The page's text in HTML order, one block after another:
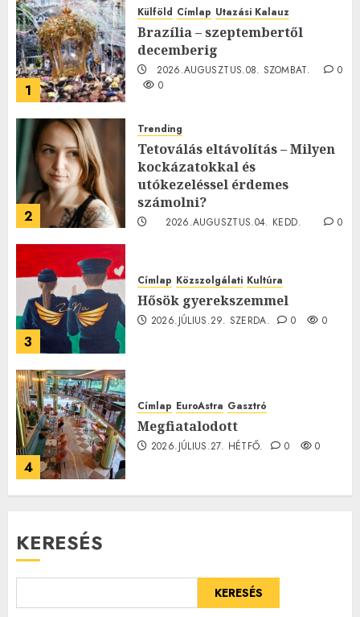
1
Külföld Címlap Utazási Kalauz
Brazília – szeptembertől
decemberig
2026.AUGUSZTUS.08. SZOMBAT.
0
0
2
Trending
Tetoválás eltávolítás – Milyen
kockázatokkal és
utókezeléssel érdemes
számolni?
2026.AUGUSZTUS.04. KEDD.
0
3
Címlap Közszolgálati Kultúra
Hősök gyerekszemmel
2026.JÚLIUS.29. SZERDA. 0 0
4
Címlap EuroAstra Gasztró
Megfiatalodott
2026.JÚLIUS.27. HÉTFŐ. 0 0
KERESÉS
KERESÉS